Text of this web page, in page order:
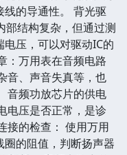
线的导通性。 背光驱
部结构复杂，但通过测
压，可以对驱动IC的
：万用表在音频电路
音、声音失真等，也
音频功放芯片的供电
电压是否正常，是诊
接的检查： 使用万用
的阻值，判断扬声器